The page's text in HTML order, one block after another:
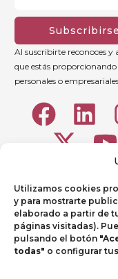
Utilizamos cookies
y para mostrarte
elaborado a partir de
páginas visitadas).
pulsando el botón
todas" o configurar
Subscribirse
Al suscribirte reconoces y
que estás
personales o
Aviso legal